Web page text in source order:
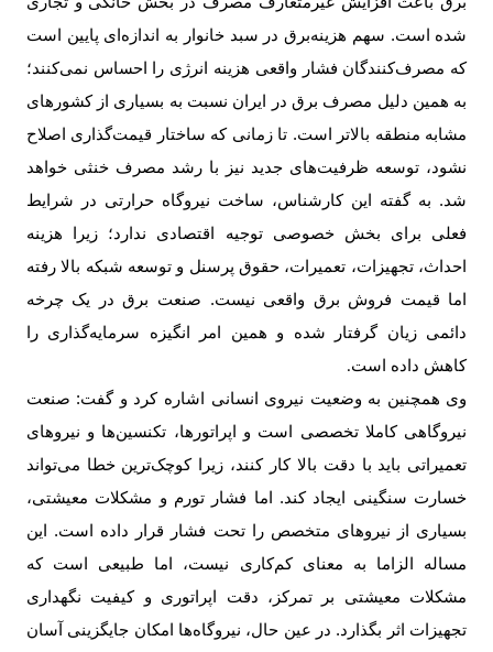
شده است. سهم هزینه‌برق در سبد خانوار به اندازه‌ای پایین است
که مصرف‌کنندگان فشار واقعی هزینه انرژی را احساس نمی‌کنند؛
به همین دلیل مصرف برق در ایران نسبت به بسیاری از کشورهای
مشابه منطقه بالاتر است. تا زمانی که ساختار قیمت‌گذاری اصلاح
نشود، توسعه ظرفیت‌های جدید نیز با رشد مصرف خنثی خواهد
شد. به گفته این کارشناس، ساخت نیروگاه حرارتی در شرایط
فعلی برای بخش خصوصی توجیه اقتصادی ندارد؛ زیرا هزینه
احداث، تجهیزات، تعمیرات، حقوق پرسنل و توسعه شبکه بالا رفته
اما قیمت فروش برق واقعی نیست. صنعت برق در یک چرخه
دائمی زیان گرفتار شده و همین امر انگیزه سرمایه‌گذاری را
کاهش داده است.
وی همچنین به وضعیت نیروی انسانی اشاره کرد و گفت: صنعت
نیروگاهی کاملا تخصصی است و اپراتورها، تکنسین‌ها و نیروهای
تعمیراتی باید با دقت بالا کار کنند، زیرا کوچک‌ترین خطا می‌تواند
خسارت سنگینی ایجاد کند. اما فشار تورم و مشکلات معیشتی،
بسیاری از نیروهای متخصص را تحت فشار قرار داده است. این
مساله الزاما به معنای کم‌کاری نیست، اما طبیعی است که
مشکلات معیشتی بر تمرکز، دقت اپراتوری و کیفیت نگهداری
تجهیزات اثر بگذارد. در عین حال، نیروگاه‌ها امکان جایگزینی آسان